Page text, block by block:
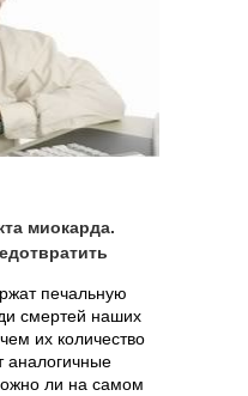
миокарда.
печальную
смертей наших
их количество
аналогичные
ли на самом